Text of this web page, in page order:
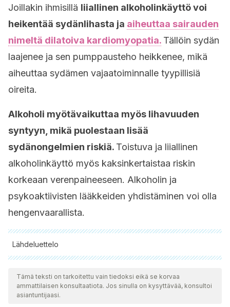
Joillakin ihmisillä liiallinen alkoholinkäyttö voi
heikentää sydänlihasta ja aiheuttaa sairauden
nimeltä dilatoiva kardiomyopatia. Tällöin sydän
laajenee ja sen pumppausteho heikkenee, mikä
aiheuttaa sydämen vajaatoiminnalle tyypillisiä
oireita.
Alkoholi myötävaikuttaa myös lihavuuden
syntyyn, mikä puolestaan lisää
sydänongelmien riskiä. Toistuva ja liiallinen
alkoholinkäyttö myös kaksinkertaistaa riskin
korkeaan verenpaineeseen. Alkoholin ja
psykoaktiivisten lääkkeiden yhdistäminen voi olla
hengenvaarallista.
Lähdeluettelo
Kaikki lainatut lähteet tarkistettiin perusteellisesti tiimimme
toimesta varmistaaksemme niiden laadun, luotettavuuden,
ajantasaisuuden ja pätevyyden. Tämän artikkelin bibliografia
Tämä teksti on tarkoitettu vain tiedoksi eikä se korvaa
ammattilaisen konsultaatiota. Jos sinulla on kysyttävää, konsultoi
asiantuntijaasi.